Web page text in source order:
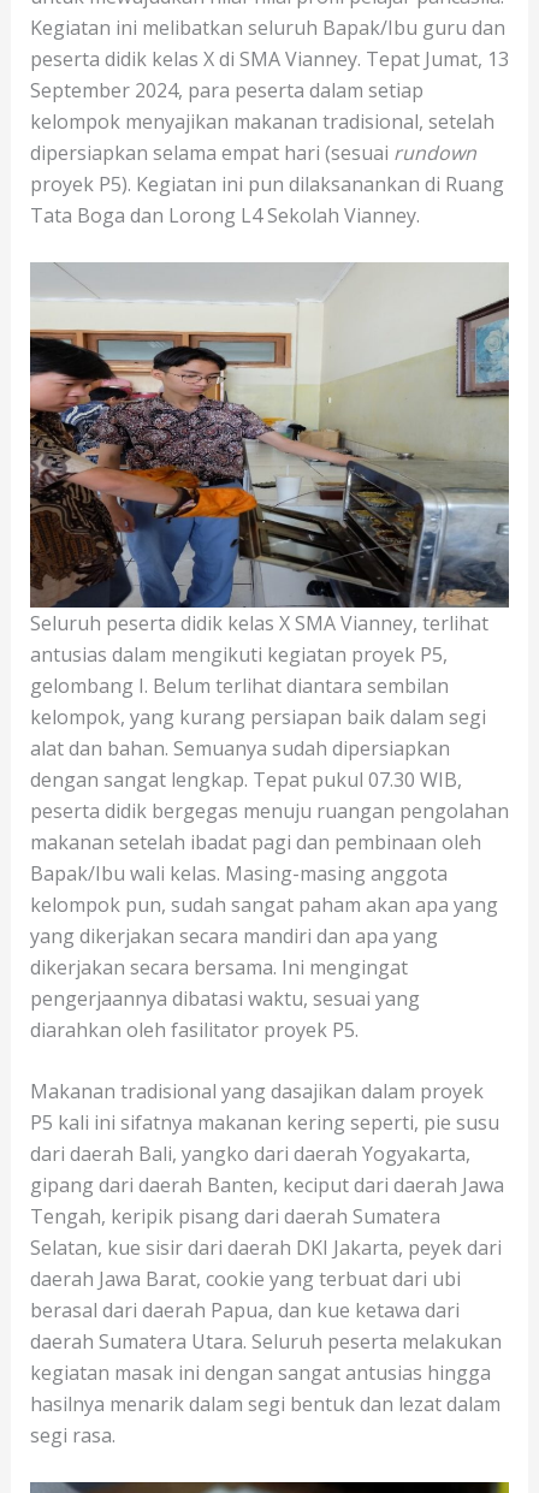
Kegiatan ini melibatkan seluruh Bapak/Ibu guru dan
peserta didik kelas X di SMA Vianney. Tepat Jumat, 13
September 2024, para peserta dalam setiap
kelompok menyajikan makanan tradisional, setelah
dipersiapkan selama empat hari (sesuai rundown
proyek P5). Kegiatan ini pun dilaksanankan di Ruang
Tata Boga dan Lorong L4 Sekolah Vianney.
Seluruh peserta didik kelas X SMA Vianney, terlihat
antusias dalam mengikuti kegiatan proyek P5,
gelombang I. Belum terlihat diantara sembilan
kelompok, yang kurang persiapan baik dalam segi
alat dan bahan. Semuanya sudah dipersiapkan
dengan sangat lengkap. Tepat pukul 07.30 WIB,
peserta didik bergegas menuju ruangan pengolahan
makanan setelah ibadat pagi dan pembinaan oleh
Bapak/Ibu wali kelas. Masing-masing anggota
kelompok pun, sudah sangat paham akan apa yang
yang dikerjakan secara mandiri dan apa yang
dikerjakan secara bersama. Ini mengingat
pengerjaannya dibatasi waktu, sesuai yang
diarahkan oleh fasilitator proyek P5.
Makanan tradisional yang dasajikan dalam proyek
P5 kali ini sifatnya makanan kering seperti, pie susu
dari daerah Bali, yangko dari daerah Yogyakarta,
gipang dari daerah Banten, keciput dari daerah Jawa
Tengah, keripik pisang dari daerah Sumatera
Selatan, kue sisir dari daerah DKI Jakarta, peyek dari
daerah Jawa Barat, cookie yang terbuat dari ubi
berasal dari daerah Papua, dan kue ketawa dari
daerah Sumatera Utara. Seluruh peserta melakukan
kegiatan masak ini dengan sangat antusias hingga
hasilnya menarik dalam segi bentuk dan lezat dalam
segi rasa.